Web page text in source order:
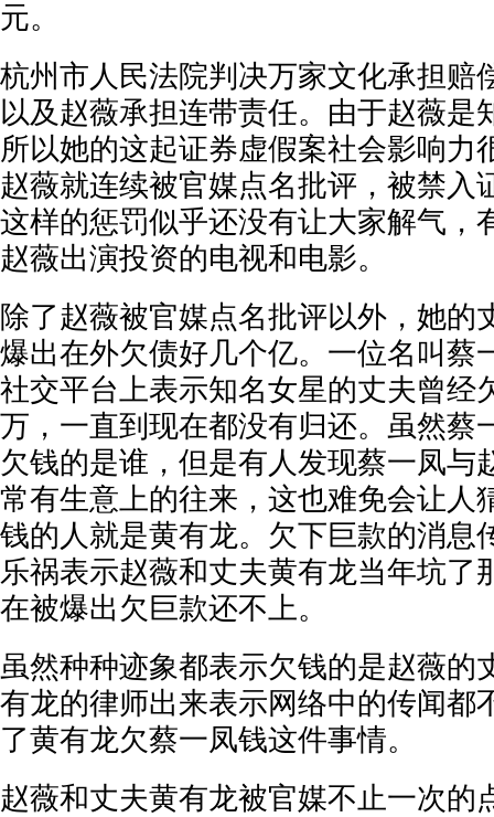
元。
杭州市人民法院判决万家文化承担赔
以及赵薇承担连带责任。由于赵薇是
所以她的这起证券虚假案社会影响力
赵薇就连续被官媒点名批评，被禁入
这样的惩罚似乎还没有让大家解气，
赵薇出演投资的电视和电影。
除了赵薇被官媒点名批评以外，她的
爆出在外欠债好几个亿。一位名叫蔡
社交平台上表示知名女星的丈夫曾经
万，一直到现在都没有归还。虽然蔡
欠钱的是谁，但是有人发现蔡一凤与
常有生意上的往来，这也难免会让人
钱的人就是黄有龙。欠下巨款的消息
乐祸表示赵薇和丈夫黄有龙当年坑了
在被爆出欠巨款还不上。
虽然种种迹象都表示欠钱的是赵薇的
有龙的律师出来表示网络中的传闻都
了黄有龙欠蔡一凤钱这件事情。
赵薇和丈夫黄有龙被官媒不止一次的